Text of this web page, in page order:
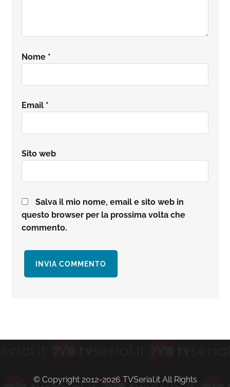
Nome *
Email *
Sito web
Salva il mio nome, email e sito web in
questo browser per la prossima volta che
commento.
primaria
© Copyright 2012-2026 TVSerial.it All Rights